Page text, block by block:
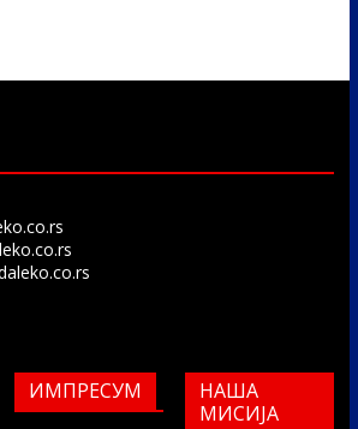
ИМПРЕСУМ
НАША
МИСИЈА